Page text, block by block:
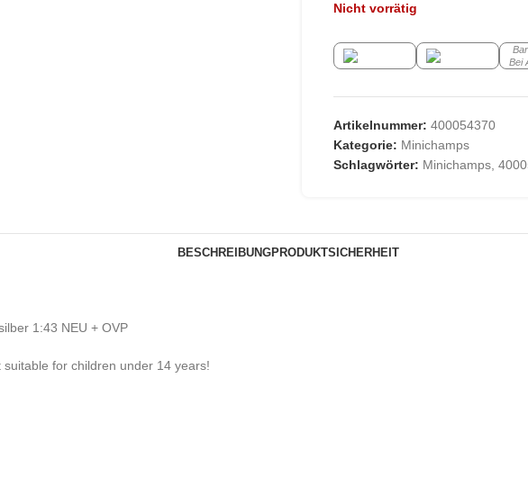
Nicht vorrätig
Bei
Artikelnummer: 400054370
Kategorie: Minichamps
Schlagwörter: Minichamps,
BESCHREIBUNGPRODUKTSICHERHEIT
1:43 NEU + OVP
for children under 14 years!